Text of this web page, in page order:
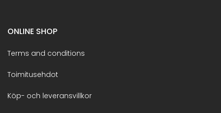
ONLINE SHOP
Terms and conditions
Toimitusehdot
Köp- och leveransvillkor